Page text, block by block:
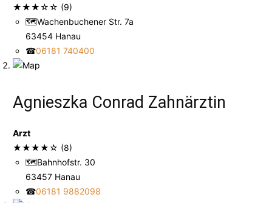
★★★☆☆ (9)
🗺Wachenbuchener Str. 7a
63454 Hanau
☎06181 740400
Agnieszka Conrad Zahnärztin
Arzt
★★★★☆ (8)
🗺Bahnhofstr. 30
63457 Hanau
☎06181 9882098